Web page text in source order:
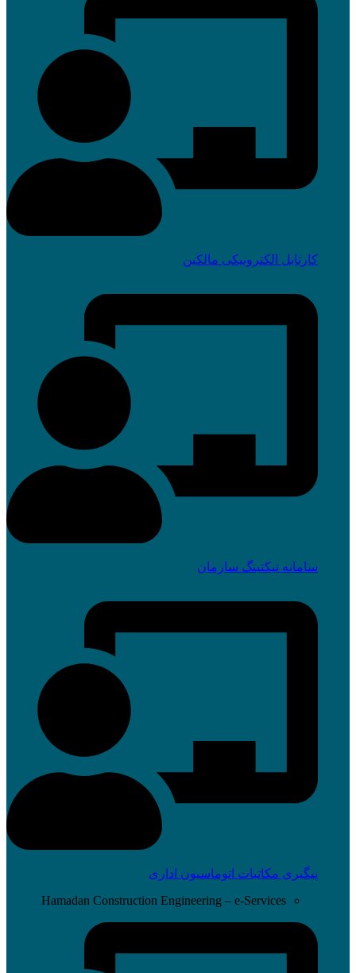
کارتابل الکترونیکی مالکین
سامانه تیکتینگ سازمان
پیگیری مکاتبات اتوماسیون اداری
Hamadan Construction Engineering – e-Services